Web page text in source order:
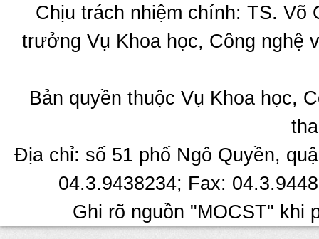
Chịu trách nhiệm chính: TS.
trưởng Vụ Khoa học, Công nghệ
Bản quyền thuộc Vụ Khoa học,
Địa chỉ: số 51 phố Ngô Quyền,
04.3.9438234; Fax:
Ghi rõ nguồn "MOCST" khi